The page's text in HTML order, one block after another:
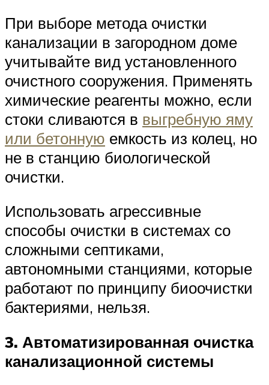
При выборе метода очистки
канализации в загородном доме
учитывайте вид установленного
очистного сооружения. Применять
химические реагенты можно, если
стоки сливаются в выгребную яму
или бетонную емкость из колец, но
не в станцию биологической
очистки.
Использовать агрессивные
способы очистки в системах со
сложными септиками,
автономными станциями, которые
работают по принципу биоочистки
бактериями, нельзя.
3. Автоматизированная очистка
канализационной системы